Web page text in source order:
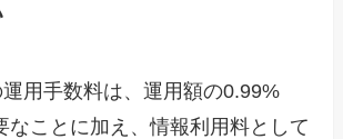
用手数料は、運用額の0.99%
なことに加え、情報利用料として